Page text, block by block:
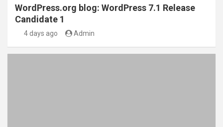
WordPress.org blog: WordPress 7.1 Release
Candidate 1
4 days ago Admin